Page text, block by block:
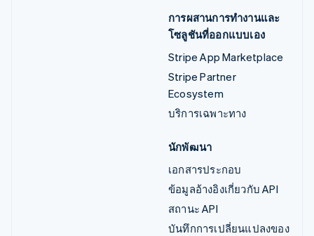
การผสานการทำงานและ
โซลูชันที่ออกแบบเอง
Stripe App Marketplace
Stripe Partner
Ecosystem
บริการเฉพาะทาง
นักพัฒนา
เอกสารประกอบ
ข้อมูลอ้างอิงเกี่ยวกับ API
สถานะ API
บันทึกการเปลี่ยนแปลงของ